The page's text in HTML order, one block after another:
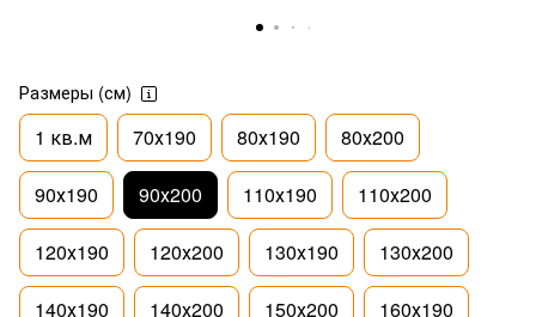
Размеры (см)
1 кв.м 70х190 80х190 80х200
90х190 90х200 110х190 110х200
120х190 120х200 130х190 130х200
140х190 140х200 150х200 160х190